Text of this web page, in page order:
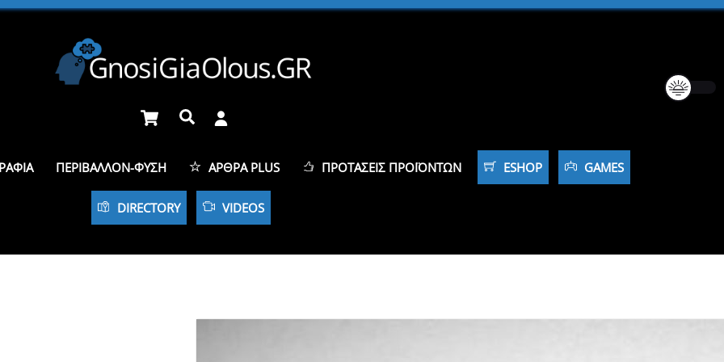
Cart Αναζήτηση
ΠΕΡΙΒΆΛΛΟΝ-ΦΎΣΗ ΆΡΘΡΑ PLUS ΠΡΟΤΆΣΕΙΣ ΠΡΟΪΌΝΤΩΝ ESHOP GAMES
DIRECTORY VIDEOS